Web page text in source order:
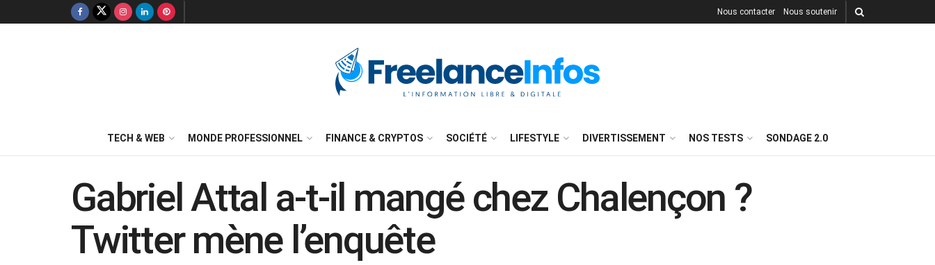
Nous contacter Nous soutenir
TECH & WEB MONDE PROFESSIONNEL FINANCE & CRYPTOS SOCIÉTÉ LIFESTYLE DIVERTISSEMENT NOS TESTS SONDAGE 2.0
Gabriel Attal a-t-il mangé chez Chalençon ?
Twitter mène l’enquête